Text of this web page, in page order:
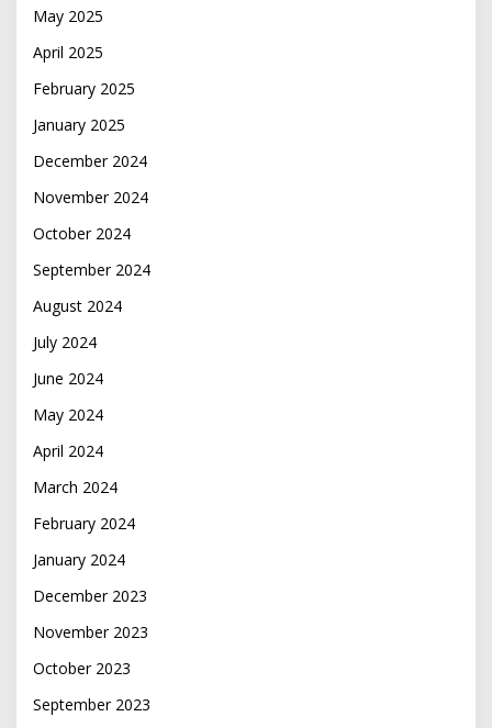
May 2025
April 2025
February 2025
January 2025
December 2024
November 2024
October 2024
September 2024
August 2024
July 2024
June 2024
May 2024
April 2024
March 2024
February 2024
January 2024
December 2023
November 2023
October 2023
September 2023